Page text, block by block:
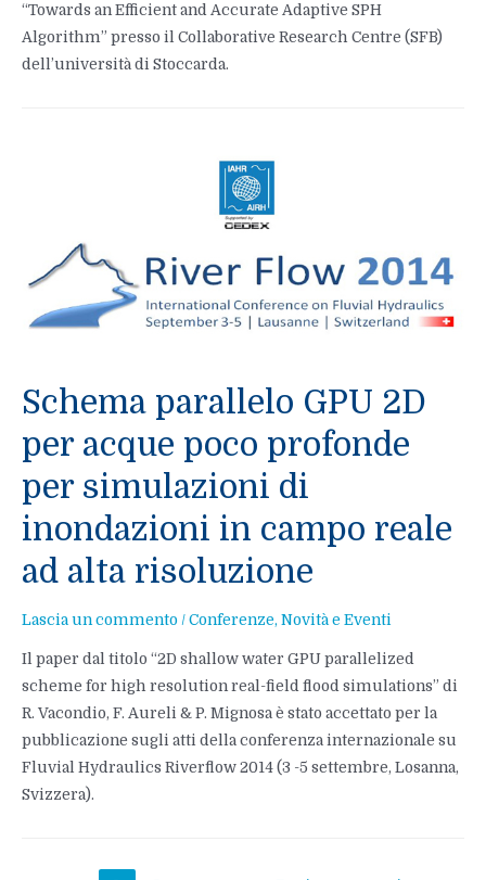
“Towards an Efficient and Accurate Adaptive SPH
Algorithm” presso il Collaborative Research Centre (SFB)
dell’università di Stoccarda.
Schema parallelo GPU 2D
per acque poco profonde
per simulazioni di
inondazioni in campo reale
ad alta risoluzione
Lascia un commento / Conferenze, Novità e Eventi
Il paper dal titolo “2D shallow water GPU parallelized
scheme for high resolution real-field flood simulations” di
R. Vacondio, F. Aureli & P. Mignosa è stato accettato per la
pubblicazione sugli atti della conferenza internazionale su
Fluvial Hydraulics Riverflow 2014 (3 -5 settembre, Losanna,
Svizzera).